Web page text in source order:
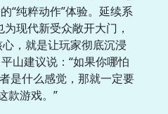
“纯粹动作”体验。延续系
现代新受众敞开大门，
心，就是让玩家彻底沉浸
山建议说：“如果你哪怕
是什么感觉，那就一定要
款游戏。”